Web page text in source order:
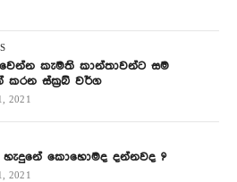
කැමති කාන්තාවන්ට සම
කරන ස්ක්‍රබ් වර්ග
2021
කොහොමද දන්නවද ?
2021